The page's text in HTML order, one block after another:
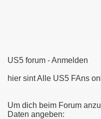
US5 forum - Anmelden
hier sint Alle US5 FAns
Um dich beim Forum
Daten angeben: